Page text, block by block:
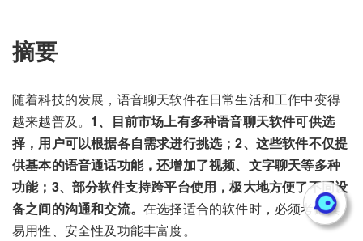
摘要
随着科技的发展，语音聊天软件在日常生活和工作中变得
越来越普及。 1、目前市场上有多种语音聊天软件可供选
择，用户可以根据各自需求进行挑选；2、这些软件不仅提
供基本的语音通话功能，还增加了视频、文字聊天等多种
功能；3、部分软件支持跨平台使用，极大地方便了不同设
备之间的沟通和交流。 在选择适合的软件时，必须考虑其
易用性、安全性及功能丰富度。